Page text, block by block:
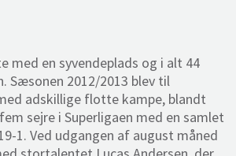
med en syvendeplads og i alt 44
Sæsonen 2012/2013 blev til
adskillige flotte kampe, blandt
sejre i Superligaen med en samlet
1. Ved udgangen af august måned